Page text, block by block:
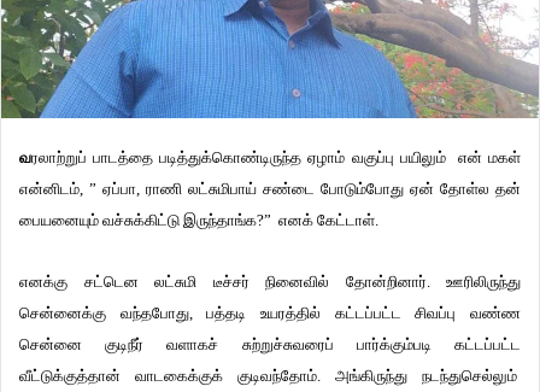
வரலாற்றுப் பாடத்தை படித்துக்கொண்டிருந்த ஏழாம் வகுப்பு பயிலும் என் மகள்
என்னிடம், ” ஏப்பா, ராணி லட்சுமிபாய் சண்டை போடும்போது ஏன் தோள்ல தன்
பையனையும் வச்சுக்கிட்டு இருந்தாங்க?” எனக் கேட்டாள்.
எனக்கு சட்டென லட்சுமி டீச்சர் நினைவில் தோன்றினார். ஊரிலிருந்து
சென்னைக்கு வந்தபோது, பத்தடி உயரத்தில் கட்டப்பட்ட சிவப்பு வண்ண
சென்னை குடிநீர் வளாகச் சுற்றுச்சுவரைப் பார்க்கும்படி கட்டப்பட்ட
வீட்டுக்குத்தான் வாடகைக்குக் குடிவந்தோம். அங்கிருந்து நடந்துசெல்லும்